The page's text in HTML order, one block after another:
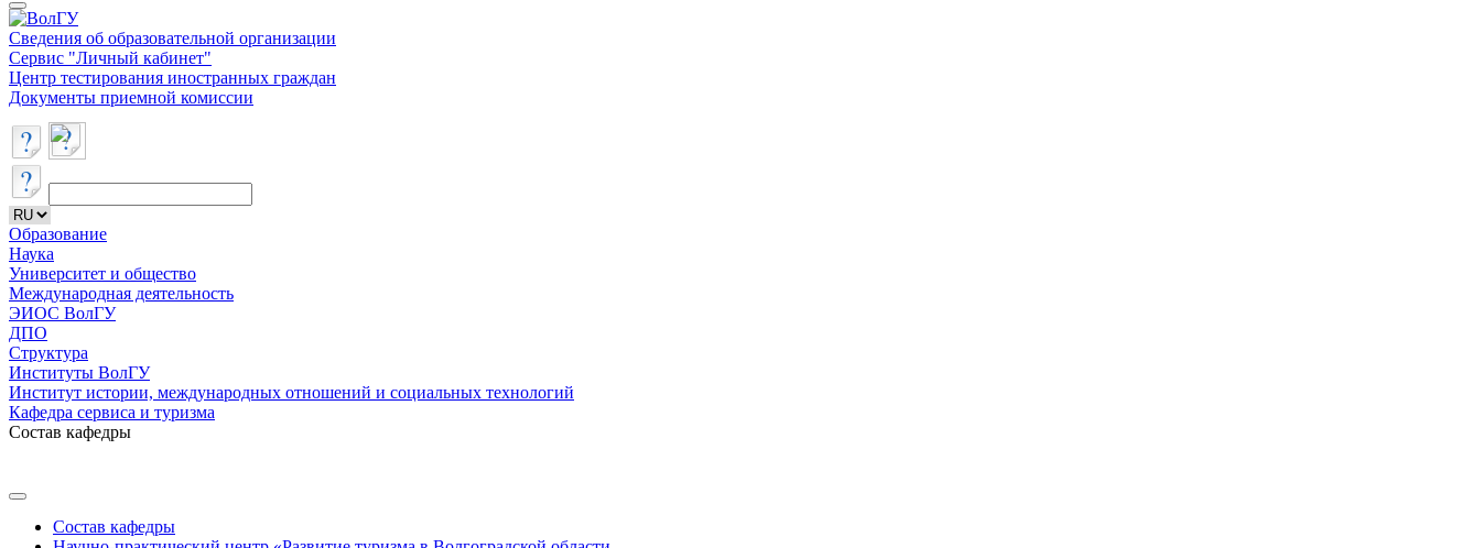
Сведения об образовательной организации
Сервис "Личный кабинет"
Центр тестирования иностранных граждан
Документы приемной комиссии
Образование
Наука
Университет и общество
Международная деятельность
ЭИОС ВолГУ
ДПО
Структура
Институты ВолГУ
Институт истории, международных отношений и социальных технологий
Кафедра сервиса и туризма
Состав кафедры
Состав кафедры